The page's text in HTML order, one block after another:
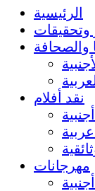
الرئيسية
وتحقيقات
والصحافة
نقد أفلام
عربية
مهرجانات